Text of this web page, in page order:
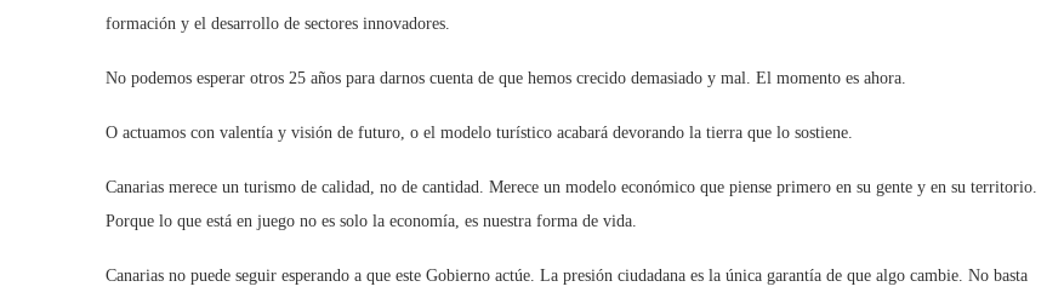
formación y el desarrollo de sectores innovadores.
No podemos esperar otros 25 años para darnos cuenta de que hemos crecido demasiado y mal. El momento es ahora.
O actuamos con valentía y visión de futuro, o el modelo turístico acabará devorando la tierra que lo sostiene.
Canarias merece un turismo de calidad, no de cantidad. Merece un modelo económico que piense primero en su gente y en su territorio.
Porque lo que está en juego no es solo la economía, es nuestra forma de vida.
Canarias no puede seguir esperando a que este Gobierno actúe. La presión ciudadana es la única garantía de que algo cambie. No basta